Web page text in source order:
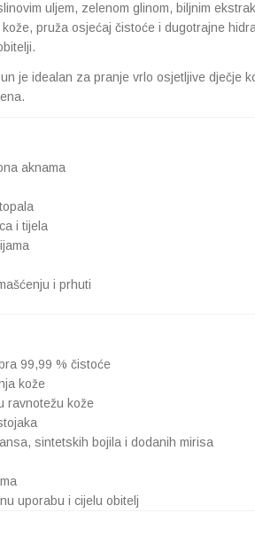
uljem, zelenom glinom, biljnim
pruža osjećaj čistoće i dugotrajne
je idealan za pranje vrlo osjetljive dječje
aknama
i tijela
i prhuti
99,99 % čistoće
kože
ravnotežu kože
sintetskih bojila i dodanih mirisa
uporabu i cijelu obitelj